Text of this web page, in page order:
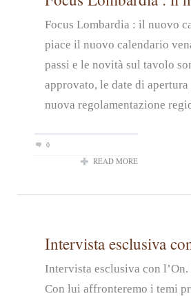
Focus Lombardia : il nuovo
piace il nuovo calendario
passi e le novità sul tavolo
approvato, le date di
nuova regolamentazione
0
READ MORE
Intervista esclusiva
Intervista esclusiva con
Con lui affronteremo i temi